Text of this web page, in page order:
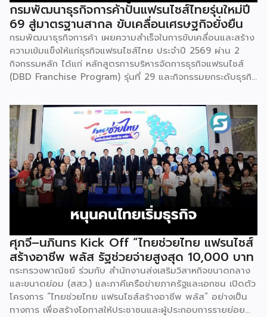
กรมพัฒนาธุรกิจการค้าปั้นแฟรนไชส์ไทยรุ่นใหม่ปี
69 สู่มาตรฐานสากล ขับเคลื่อนเศรษฐกิจยั่งยืน
กรมพัฒนาธุรกิจการค้า เผยความสำเร็จในการขับเคลื่อนและสร้าง
ความเข้มแข็งให้แก่ธุรกิจแฟรนไชส์ไทย ประจำปี 2569 ผ่าน 2
กิจกรรมหลัก ได้แก่ หลักสูตรการบริหารจัดการธุรกิจแฟรนไชส์
(DBD Franchise Program) รุ่นที่ 29 และกิจกรรมยกระดับธุรกิจ
(Franchise Standard) มุ่งเป้าบ่มเพาะศักยภาพผู้ประกอบการราย
ใหม่ พร้อมการันตีคุณภาพมาตรฐานเพื่อสร้างความเชี่ยวชาญและ
ความน่าเชื่อถือในตลาดโลก นายพูนพงษ์ นัยนาภากรณ์ อธิบดี
กรมพัฒนาธุรกิจการค้า กระทรวงพาณิชย์ เปิดเผยภายหลังเป็น
ประธานมอบประกาศนียบัตรแก่ผู้ประกอบการแฟรนไชส์ใน 2
กิจกรรมว่า “ขอแสดงความยินดีกับทุกกิจการที่ได้รับ
ประกาศนียบัตรในวันนี้ (วันพุธที่ 15 กรกฎาคม 2569) โดย
กิจกรรมแรกเป็นการอบรมหลักสูตรการบริหารจัดการธุรกิจแฟรน
ไชส์ (DBD Franchise Program: DBD-FP) รุ่นที่ 29 ซึ่งเป็น
หลักสูตรระยะยาวที่จัดขึ้นตั้งแต่วันที่ 3 ธันวาคม 2568 – วันที่ 2
เมษายน 2569 รวม 23 วัน โดยได้รับเกียรติจากวิทยากรผู้ทรง
คุณวุฒิจากภาครัฐ ภาคเอกชน และสถาบันการศึกษา ที่มาร่วมบ่ม
เพาะความรู้เชิงปฏิบัติการให้แก่ผู้ประกอบธุรกิจแฟรนไชส์อย่างเข้ม
ข้นรวม […]
ศุภจี–นภินทร Kick Off “ไทยช่วยไทย แฟรนไชส์
สร้างอาชีพ พลัส รัฐช่วยจ่ายสูงสุด 10,000 บาท
กระทรวงพาณิชย์ ร่วมกับ สำนักงานส่งเสริมวิสาหกิจขนาดกลาง
และขนาดย่อม (สสว.) และภาคีเครือข่ายภาครัฐและเอกชน เปิดตัว
โครงการ “ไทยช่วยไทย แฟรนไชส์สร้างอาชีพ พลัส” อย่างเป็น
ทางการ เพื่อสร้างโอกาสให้ประชาชนและผู้ประกอบการรายย่อย